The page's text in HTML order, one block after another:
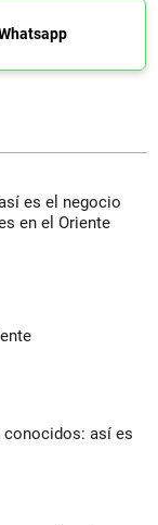
es el negocio
en el Oriente
conocidos: así es